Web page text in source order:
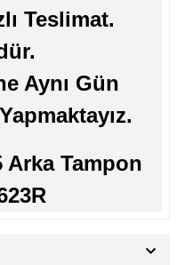
Teslimat.
Aynı Gün
Arka Tampon